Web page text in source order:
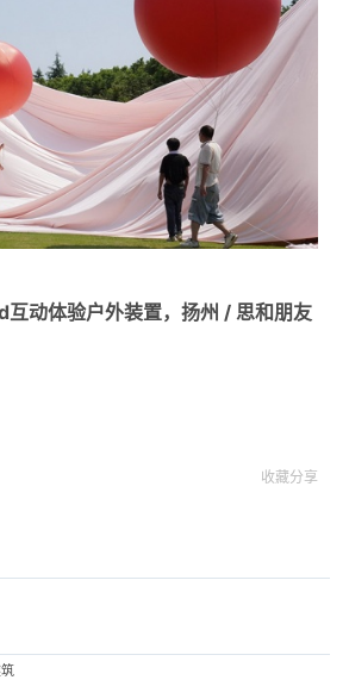
动体验户外装置，扬州 / 思和朋友
收藏分享